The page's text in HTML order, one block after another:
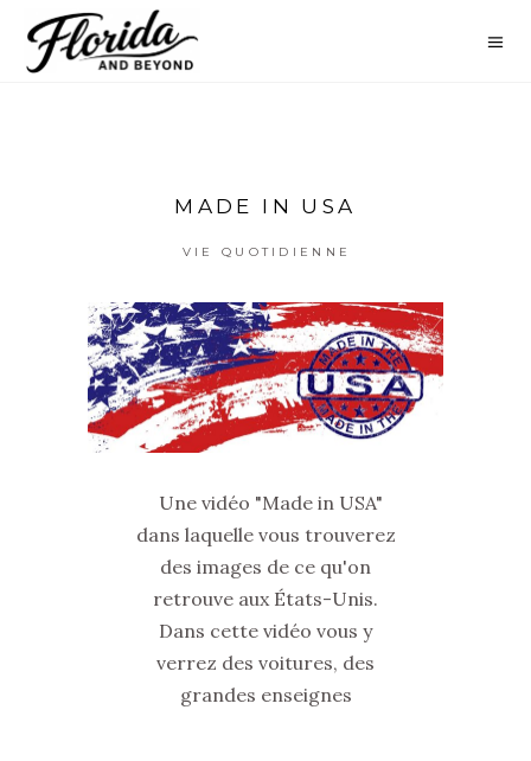
MADE IN USA
VIE QUOTIDIENNE
Une vidéo "Made in USA"
dans laquelle vous trouverez
des images de ce qu'on
retrouve aux États-Unis.
Dans cette vidéo vous y
verrez des voitures, des
grandes enseignes